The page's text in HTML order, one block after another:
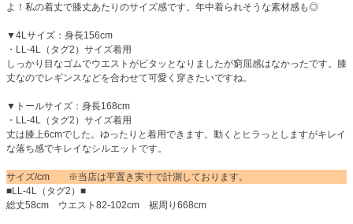
よ！私の着丈で膝丈あたりのサイズ感です。年中着られそうな素材感も◎
▼4Lサイズ：身長156cm
・LL-4L（タグ2）サイズ着用
しっかり目なゴムでウエストがピタッとなりましたが窮屈感はなかったです。膝
丈なのでレギンスなどを合わせて可愛く穿きたいですね。
▼トールサイズ：身長168cm
・LL-4L（タグ2）サイズ着用
丈は膝上6cmでした。ゆったりと着用できます。動くとヒラっとしますがキレイ
な落ち感でキレイなシルエットです。
サイズ/cm ※当店は平置き実寸で計測しております。
■LL-4L（タグ2）■
総丈58cm ウエスト82-102cm 裾周り668cm